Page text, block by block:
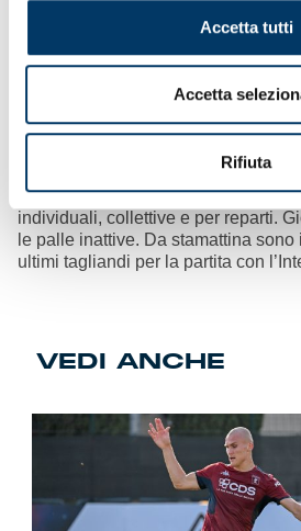
Accetta tutti
Accetta
Rifiuta
– Insieme al
serata, oltre ad alcuni giocatori in
squadra. In precedenza il team
riunione in sala video e il pranzo in
degli schemi, partitelle a perimetro
individuali, collettive e per reparti.
le palle inattive. Da stamattina
ultimi tagliandi per la partita con
VEDI ANCHE